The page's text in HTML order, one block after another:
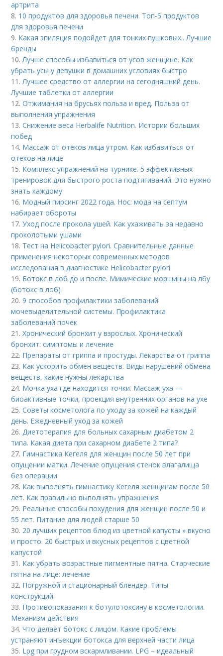
артрита
8. 10 продуктов для здоровья печени. Топ-5 продуктов
для здоровья печени
9. Какая эпиляция подойдет для тонких пушковых.. Лучшие
бренды
10.Лучше способы избавиться от усов женщине. Как
убрать усы у девушки в домашних условиях быстро
11.Лучшее средство от аллергии на сегодняшний день.
Лучшие таблетки от аллергии
12.Отжимания на брусьях польза и вред. Польза от
выполнения упражнения
13.Снижение веса Herbalife Nutrition. Истории больших
побед
14. Массаж от отеков лица утром. Как избавиться от
отеков на лице
15. Комплекс упражнений на турнике. 5 эффективных
тренировок для быстрого роста подтягиваний. Это нужно
знать каждому
16. Модный пирсинг 2022 года. Нос: мода на септум
набирает обороты
17.Уход после прокола ушей. Как ухаживать за недавно
проколотыми ушами
18. Тест на Helicobacter pylori. Сравнительные данные
применения некоторых современных методов
исследования в диагностике Helicobacter pylori
19. Ботокс в лоб до и после. Мимические морщины на лбу
(ботокс в лоб)
20.9 способов профилактики заболеваний
мочевыделительной системы. Профилактика
заболеваний почек
21.Хронический бронхит у взрослых. Хронический
бронхит: симптомы и лечение
22. Препараты от гриппа и простуды. Лекарства от гриппа
23. Как ускорить обмен веществ. Виды нарушений обмена
веществ, какие нужны лекарства
24. Мочка уха где находится точки. Массаж уха —
биоактивные точки, проекция внутренних органов на ухе
25.Советы косметолога по уходу за кожей на каждый
день. Ежедневный уход за кожей
26.Диетотерапия для больных сахарным диабетом 2
типа. Какая диета при сахарном диабете 2 типа?
27. Гимнастика Кегеля для женщин после 50 лет при
опущении матки. Лечение опущения стенок влагалища
без операции
28. Как выполнять гимнастику Кегеля женщинам после 50
лет. Как правильно выполнять упражнения
29. Реальные способы похудения для женщин после 50 и
55 лет. Питание для людей старше 50
30. 20 лучших рецептов блюд из цветной капусты » вкусно
и просто. 20 быстрых и вкусных рецептов с цветной
капустой
31. Как убрать возрастные пигментные пятна. Старческие
пятна на лице: лечение
32. Погружной и стационарный блендер. Типы
конструкций
33. Противопоказания к ботулотоксину в косметологии.
Механизм действия
34.Что делает ботокс с лицом. Какие проблемы
устраняют инъекции ботокса для верхней части лица
35. Lpg при грудном вскармливании. LPG – идеальный